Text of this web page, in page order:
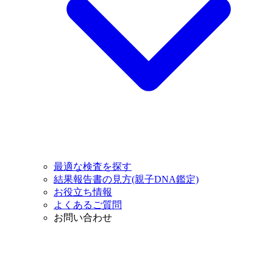
最適な検査を探す
結果報告書の見方(親子DNA鑑定)
お役立ち情報
よくあるご質問
お問い合わせ